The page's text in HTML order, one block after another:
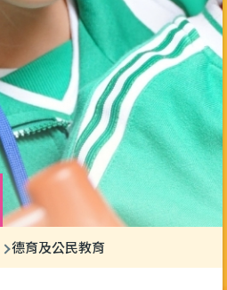
德育及公民教育